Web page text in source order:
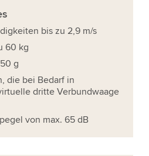
bis zu 2,9 m/s
60 kg
g
die bei Bedarf in
dritte Verbundwaage
von max. 65 dB